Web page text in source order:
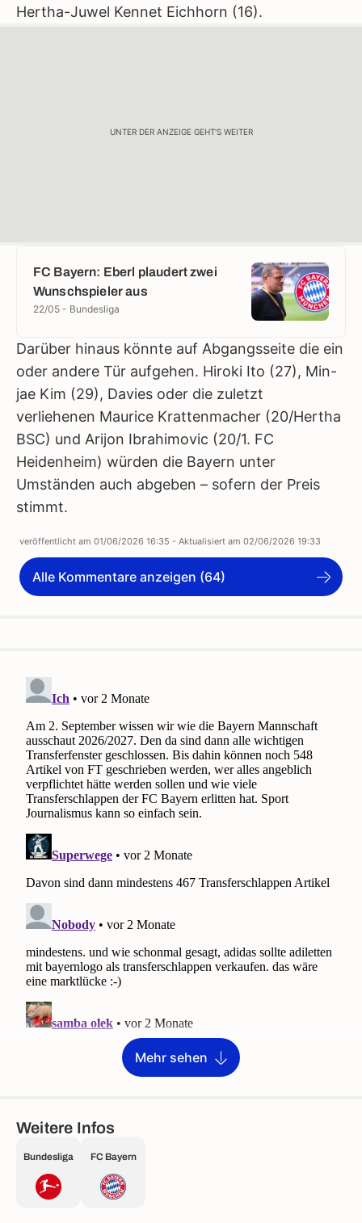
Hertha-Juwel Kennet Eichhorn (16).
UNTER DER ANZEIGE GEHT'S WEITER
FC Bayern: Eberl plaudert zwei
Wunschspieler aus
22/05 - Bundesliga
Darüber hinaus könnte auf Abgangsseite die ein
oder andere Tür aufgehen. Hiroki Ito (27), Min-
jae Kim (29), Davies oder die zuletzt
verliehenen Maurice Krattenmacher (20/Hertha
BSC) und Arijon Ibrahimovic (20/1. FC
Heidenheim) würden die Bayern unter
Umständen auch abgeben – sofern der Preis
stimmt.
veröffentlicht am 01/06/2026 16:35 - Aktualisiert am 02/06/2026 19:33
Alle Kommentare anzeigen (64)
Mehr sehen
Weitere Infos
Bundesliga FC Bayern